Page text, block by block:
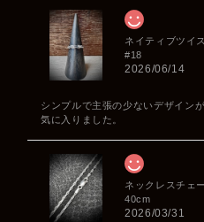
ネイティブツイ
#18
2026/06/14
シンプルで主張の少ないデザイン
気に入りました。
40cm
2026/03/31